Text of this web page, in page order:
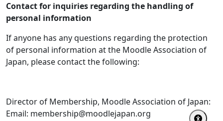
Contact for inquiries regarding the handling of
personal information
If anyone has any questions regarding the protection
of personal information at the Moodle Association of
Japan, please contact the following:
Director of Membership, Moodle Association of Japan:
Email: membership@moodlejapan.org